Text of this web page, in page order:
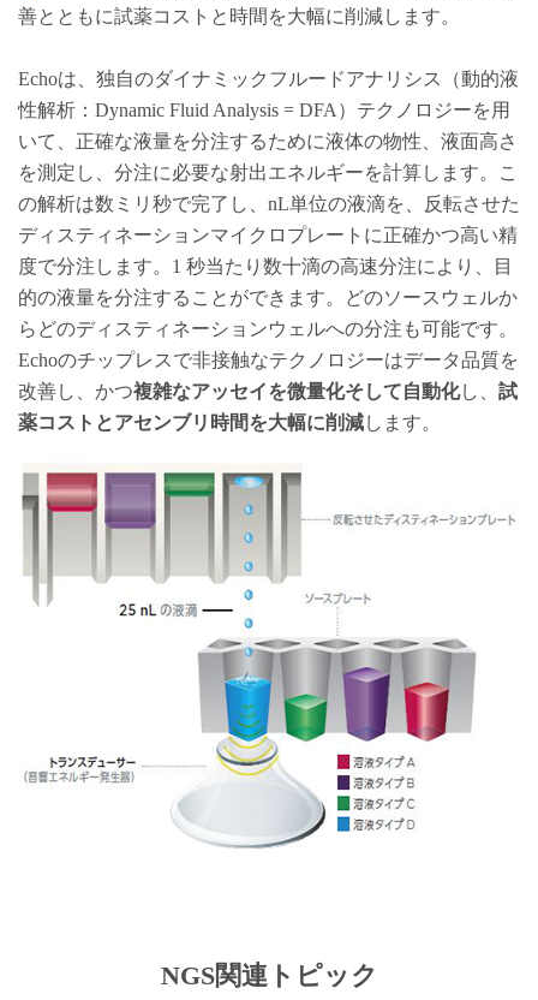
善とともに試薬コストと時間を大幅に削減します。
Echoは、独自のダイナミックフルードアナリシス（動的液
性解析：Dynamic Fluid Analysis = DFA）テクノロジーを用
いて、正確な液量を分注するために液体の物性、液面高さ
を測定し、分注に必要な射出エネルギーを計算します。こ
の解析は数ミリ秒で完了し、nL単位の液滴を、反転させた
ディスティネーションマイクロプレートに正確かつ高い精
度で分注します。1 秒当たり数十滴の高速分注により、目
的の液量を分注することができます。どのソースウェルか
らどのディスティネーションウェルへの分注も可能です。
Echoのチップレスで非接触なテクノロジーはデータ品質を
改善し、かつ複雑なアッセイを微量化そして自動化し、 試
薬コストとアセンブリ時間を大幅に削減します。
NGS関連トピック